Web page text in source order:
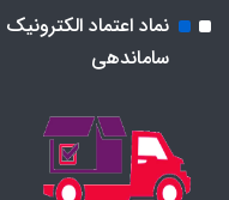
نماد اعتماد
ساماندهی